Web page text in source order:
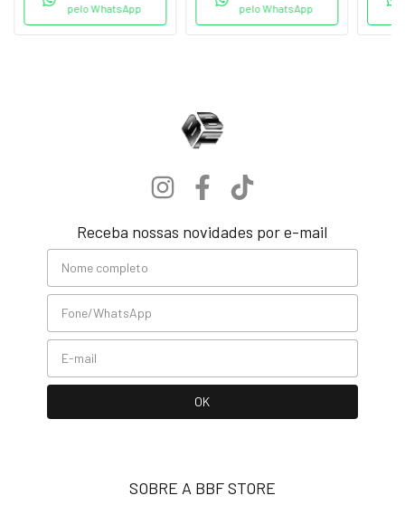
pelo WhatsApp
pelo WhatsApp
Receba nossas novidades por e-mail
SOBRE A BBF STORE